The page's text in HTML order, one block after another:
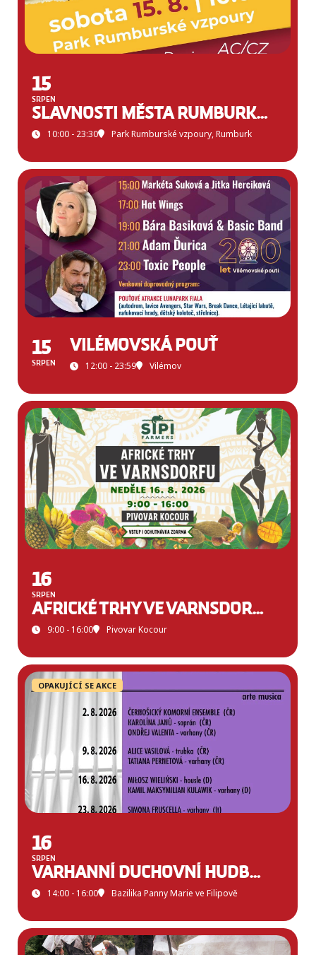
15
SRPEN
SLAVNOSTI MĚSTA RUMBURK 2026
10:00 - 23:30 Park Rumburské vzpoury, Rumburk
15
SRPEN
VILÉMOVSKÁ POUŤ
12:00 - 23:59 Vilémov
16
SRPEN
AFRICKÉ TRHY VE VARNSDORFU
9:00 - 16:00 Pivovar Kocour
16
SRPEN
OPAKUJÍCÍ SE AKCE
VARHANNÍ DUCHOVNÍ HUDBA VE FILIPOVĚ
14:00 - 16:00 Bazilika Panny Marie ve Filipově